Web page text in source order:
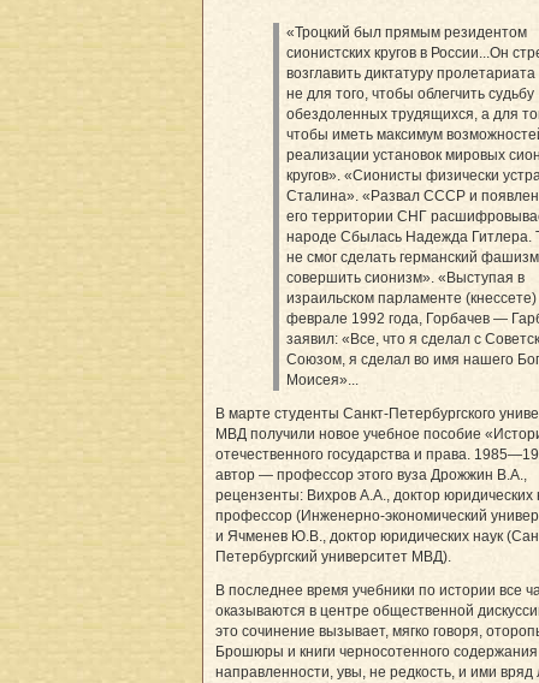
«Троцкий был прямым резидентом
сионистских кругов в России...Он
возглавить диктатуру пролетариата
не для того, чтобы облегчить судьбу
обездоленных трудящихся, а для
чтобы иметь максимум
реализации установок мировых
кругов». «Сионисты физически
Сталина». «Развал СССР и
его территории СНГ
народе Сбылась Надежда Гитлера.
не смог сделать германский
совершить сионизм». «Выступая в
израильском парламенте (кнессете)
феврале 1992 года, Горбачев —
заявил: «Все, что я сделал с
Союзом, я сделал во имя нашего
Моисея»...
В марте студенты Санкт-Петербургского
МВД получили новое учебное пособие
отечественного государства и права.
автор — профессор этого вуза Дрожжин В.А.,
рецензенты: Вихров А.А., доктор юридических
профессор (Инженерно-экономический
и Ячменев Ю.В., доктор юридических наук
Петербургский университет МВД).
В последнее время учебники по истории все
оказываются в центре общественной
это сочинение вызывает, мягко говоря,
Брошюры и книги черносотенного
направленности, увы, не редкость, и ими вряд